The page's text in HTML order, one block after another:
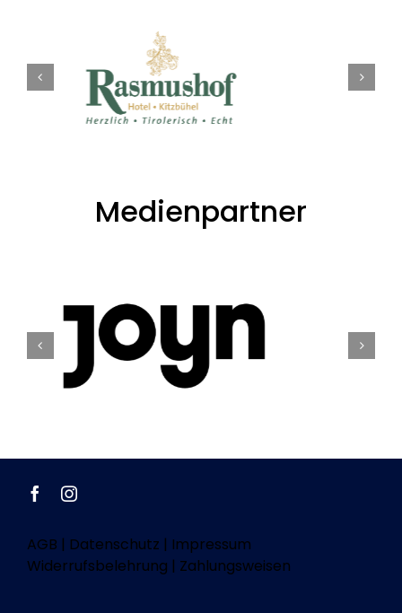
Medienpartner
AGB | Datenschutz | Impressum
Widerrufsbelehrung | Zahlungsweisen